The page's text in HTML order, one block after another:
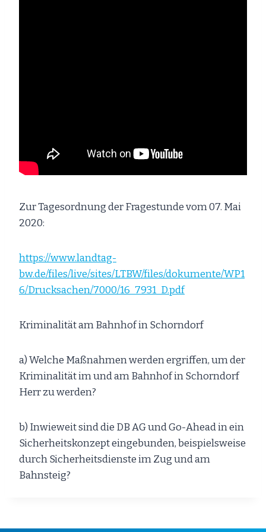
Zur Tagesordnung der Fragestunde vom 07. Mai
2020:
https://www.landtag-
bw.de/files/live/sites/LTBW/files/dokumente/WP1
6/Drucksachen/7000/16_7931_D.pdf
Kriminalität am Bahnhof in Schorndorf
a) Welche Maßnahmen werden ergriffen, um der
Kriminalität im und am Bahnhof in Schorndorf
Herr zu werden?
b) Inwieweit sind die DB AG und Go-Ahead in ein
Sicherheitskonzept eingebunden, beispielsweise
durch Sicherheitsdienste im Zug und am
Bahnsteig?